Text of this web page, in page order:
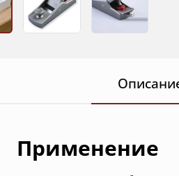
Применение